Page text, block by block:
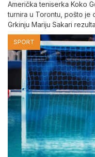
Američka teniserka Koko
turnira u Torontu, pošto je
Grkinju Mariju Sakari
SPORT